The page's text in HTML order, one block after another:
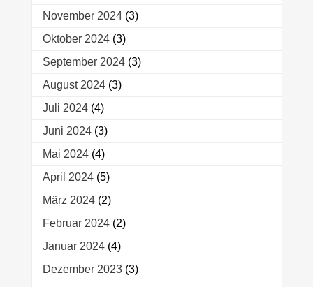
November 2024(3)
Oktober 2024(3)
September 2024(3)
August 2024(3)
Juli 2024(4)
Juni 2024(3)
Mai 2024(4)
April 2024(5)
März 2024(2)
Februar 2024(2)
Januar 2024(4)
Dezember 2023(3)